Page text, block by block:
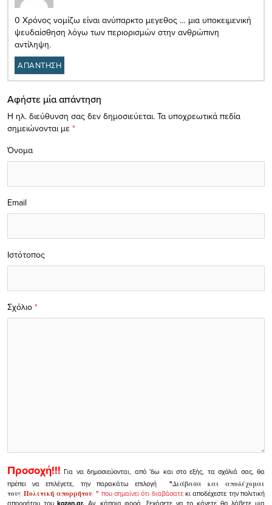
0 Χρόνος νομίζω είναι ανύπαρκτο μεγεθος … μια υποκειμενική
ψευδαίσθηση λόγω των περιορισμών στην ανθρώπινη
αντίληψη.
ΑΠΑΝΤΗΣΗ
Αφήστε μία απάντηση
Η ηλ. διεύθυνση σας δεν δημοσιεύεται. Τα υποχρεωτικά πεδία
σημειώνονται με *
Σχόλιο *
Όνομα
Email
Ιστότοπος
Προσοχή!!! Για να δημοσιεύονται, από 'δω και στο εξής, τα σχόλιά σας, θα
πρέπει να επιλέγετε, την παρακάτω επιλογή
"Διάβασα και αποδέχομαι
τουςΠολιτική απορρήτου" που σημαίνει ότι διαβάσατεκι αποδέχεστε την πολιτική